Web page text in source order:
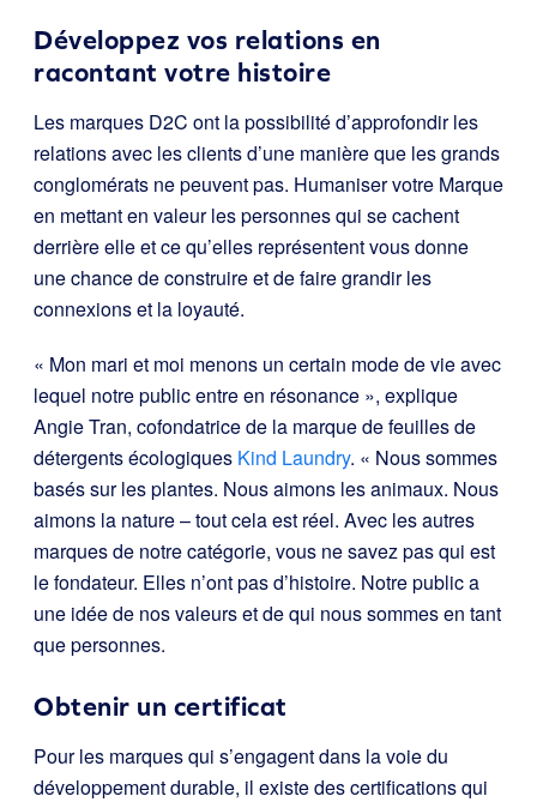
Développez vos relations en
racontant votre histoire
Les marques D2C ont la possibilité d’approfondir les
relations avec les clients d’une manière que les grands
conglomérats ne peuvent pas. Humaniser votre Marque
en mettant en valeur les personnes qui se cachent
derrière elle et ce qu’elles représentent vous donne
une chance de construire et de faire grandir les
connexions et la loyauté.
« Mon mari et moi menons un certain mode de vie avec
lequel notre public entre en résonance », explique
Angie Tran, cofondatrice de la marque de feuilles de
détergents écologiques Kind Laundry. « Nous sommes
basés sur les plantes. Nous aimons les animaux. Nous
aimons la nature – tout cela est réel. Avec les autres
marques de notre catégorie, vous ne savez pas qui est
le fondateur. Elles n’ont pas d’histoire. Notre public a
une idée de nos valeurs et de qui nous sommes en tant
que personnes.
Obtenir un certificat
Pour les marques qui s’engagent dans la voie du
développement durable, il existe des certifications qui